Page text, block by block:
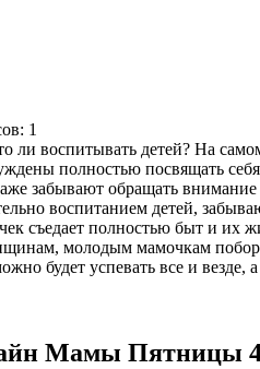
1
ли воспитывать детей? На
полностью посвящать
забывают обращать внимание
воспитанием детей,
съедает полностью быт и
молодым мамочкам
будет успевать все и
Мамы Пятницы 4